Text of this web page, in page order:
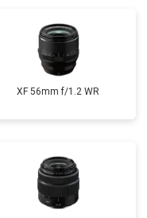
XF 56mm f/1.2 WR